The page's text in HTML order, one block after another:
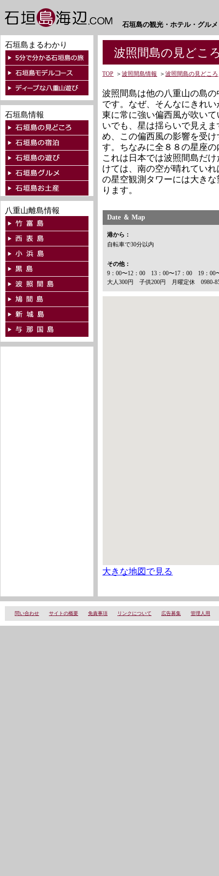
石垣島の観光・ホテル・グル
石垣島まるわかり
石垣島情報
八重山離島情報
波照間島の見どこ
TOP ＞波照間島情報 ＞波照間島の見どころ
波照間島は他の八重山の島
です。なぜ、そんなにきれ
東に常に強い偏西風が吹い
いでも、星は揺らいで見え
め、この偏西風の影響を受
す。ちなみに全８８の星座
これは日本では波照間島だ
けては、南の空が晴れてい
の星空観測タワーには大き
ります。
Date ＆ Map
港から：
自転車で30分以内
その他：
9：00〜12：00 13：00〜17：00 19：00
大人300円 子供200円 月曜定休 0980-
大きな地図で見る
問い合わせ サイトの概要 免責事項 リンクについて 広告募集 管理人用